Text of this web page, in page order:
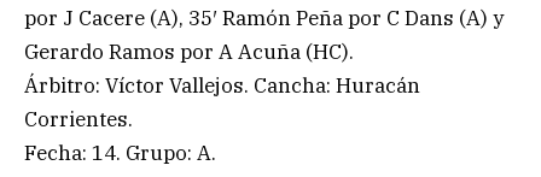
por J Cacere (A), 35′ Ramón Peña por C Dans (A) y
Gerardo Ramos por A Acuña (HC).
Árbitro: Víctor Vallejos. Cancha: Huracán
Corrientes.
Fecha: 14. Grupo: A.